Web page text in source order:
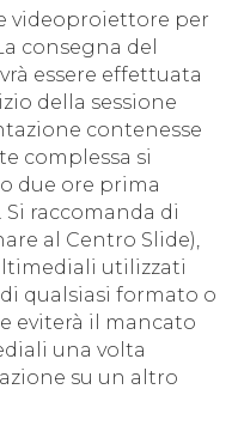
videoproiettore per
consegna del
essere effettuata
della sessione
contenesse
complessa si
due ore prima
raccomanda di
al Centro Slide),
utilizzati
qualsiasi formato o
eviterà il mancato
una volta
su un altro